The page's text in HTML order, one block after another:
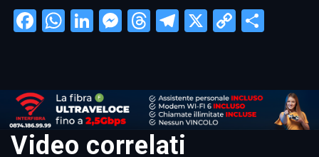
Facebook
WhatsApp
LinkedIn
Messenger
Threads
Telegram
X
Copy
Video correlati